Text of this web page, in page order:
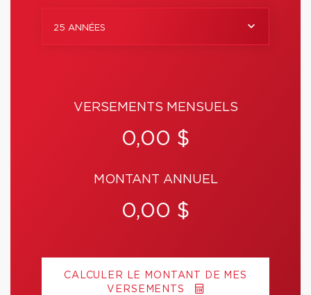
25 ANNÉES
VERSEMENTS MENSUELS
0,00 $
MONTANT ANNUEL
0,00 $
CALCULER LE MONTANT DE MES
VERSEMENTS